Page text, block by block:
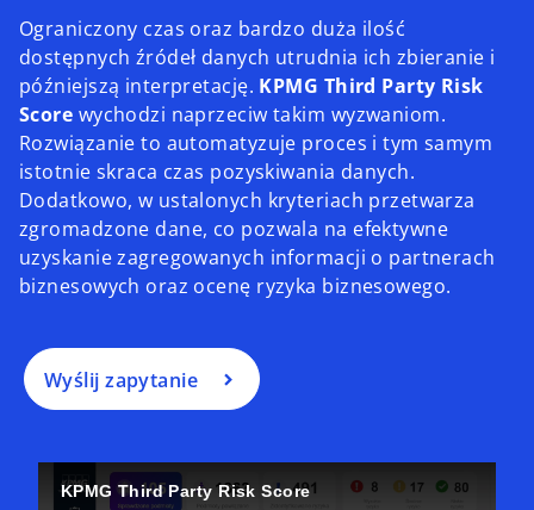
Ograniczony czas oraz bardzo duża ilość
dostępnych źródeł danych utrudnia ich zbieranie i
późniejszą interpretację. KPMG Third Party Risk
Score wychodzi naprzeciw takim wyzwaniom.
Rozwiązanie to automatyzuje proces i tym samym
istotnie skraca czas pozyskiwania danych.
Dodatkowo, w ustalonych kryteriach przetwarza
zgromadzone dane, co pozwala na efektywne
uzyskanie zagregowanych informacji o partnerach
biznesowych oraz ocenę ryzyka biznesowego.
Wyślij zapytanie
KPMG Third Party Risk Score